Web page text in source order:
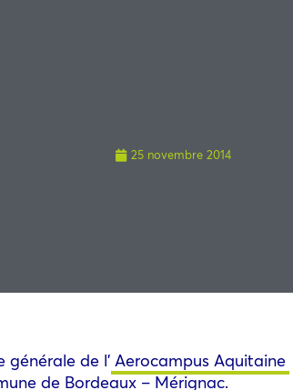
25 novembre 2014
générale de l’ Aerocampus Aquitaine
de Bordeaux – Mérignac.